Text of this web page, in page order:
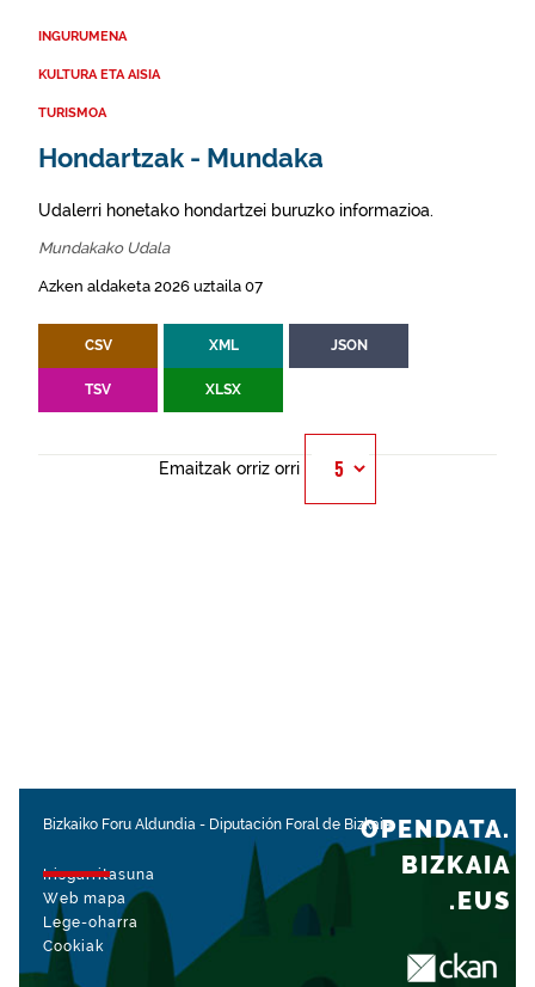
INGURUMENA
KULTURA ETA AISIA
TURISMOA
Hondartzak - Mundaka
Udalerri honetako hondartzei buruzko informazioa.
Mundakako Udala
Azken aldaketa 2026 uztaila 07
CSV XML JSON
TSV XLSX
Emaitzak orriz orri
Bizkaiko Foru Aldundia - Diputación Foral de Bizkaia
Irisgarritasuna
Web mapa
Lege-oharra
Cookiak
OPENDATA.
BIZKAIA
.EUS